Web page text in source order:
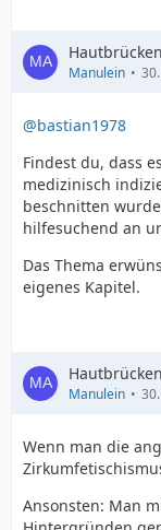
Manulein
@bastian1978
Findest du, dass
medizinisch
beschnitten
hilfesuchend an
Das Thema
eigenes Kapitel.
Manulein
Wenn man die
Ansonsten: Man